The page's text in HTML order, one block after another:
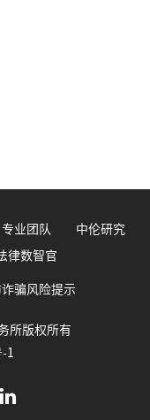
专业团队 中伦研究
律数智官
骗风险提示
所版权所有
1